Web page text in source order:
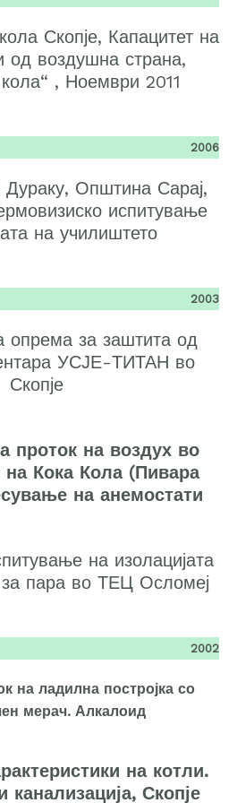
Скопје, Капацитет на
од воздушна страна,
, Ноември 2011
2006
Општина Сарај,
испитување
на училиштето
2003
опрема за заштита од
УСЈЕ-ТИТАН во
Скопје
проток на воздух во
Кока Кола (Пивара
на анемостати
на изолацијата
пара во ТЕЦ Осломеј
2002
на ладилна постројка со
мерач. Алкалоид
на котли.
Скопје